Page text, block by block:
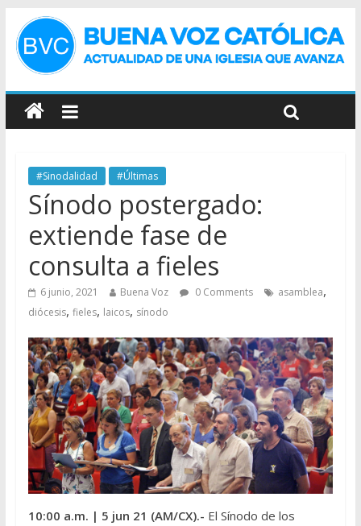
#Sinodalidad #Últimas
Sínodo postergado:
extiende fase de
consulta a fieles
6 junio, 2021 Buena Voz 0 Comments asamblea,
diócesis, fieles, laicos, sínodo
10:00 a.m. | 5 jun 21 (AM/CX).- El Sínodo de los